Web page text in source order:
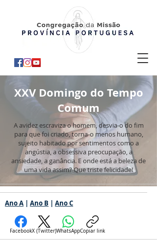
XXV Domingo do Tempo
Comum
A avidez escraviza o homem, desvia-o do fim
para que foi criado, torna-o menos humano,
sujeito habitado por sentimentos como a
angústia, a obsessiva preocupação, a
ansiedade, a ganância. E onde está a beleza de
uma vida assim? Que triste felicidade!
Ano A | Ano B | Ano C
FacebookX (Twitter)WhatsAppCopiar link